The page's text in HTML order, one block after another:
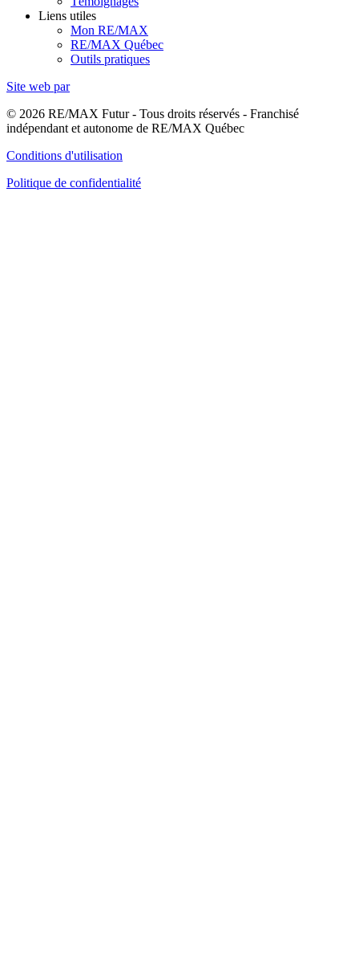
Liens utiles
Mon RE/MAX
RE/MAX Québec
Outils pratiques
Site web par
© 2026 RE/MAX Futur - Tous droits réservés - Franchisé
indépendant et autonome de RE/MAX Québec
Conditions d'utilisation
Politique de confidentialité